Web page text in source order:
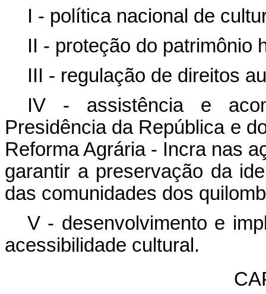
I - política nacional de
II - proteção do patrimônio
III - regulação de direitos
IV - assistência e
Presidência da República e
Reforma Agrária - Incra nas
garantir a preservação da
das comunidades dos
V - desenvolvimento e
acessibilidade cultural.